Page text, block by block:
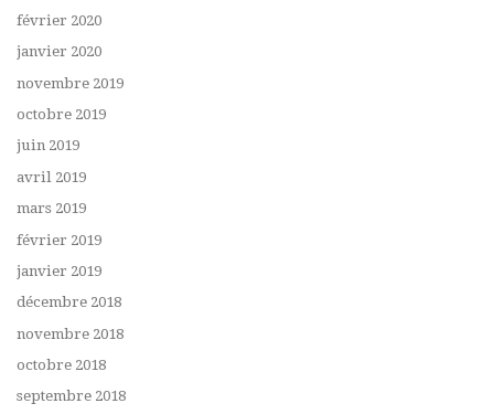
février 2020
janvier 2020
novembre 2019
octobre 2019
juin 2019
avril 2019
mars 2019
février 2019
janvier 2019
décembre 2018
novembre 2018
octobre 2018
septembre 2018